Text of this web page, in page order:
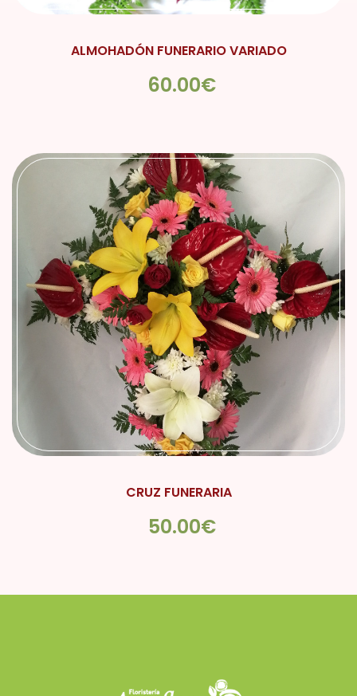
ALMOHADÓN FUNERARIO VARIADO
60.00€
CRUZ FUNERARIA
50.00€